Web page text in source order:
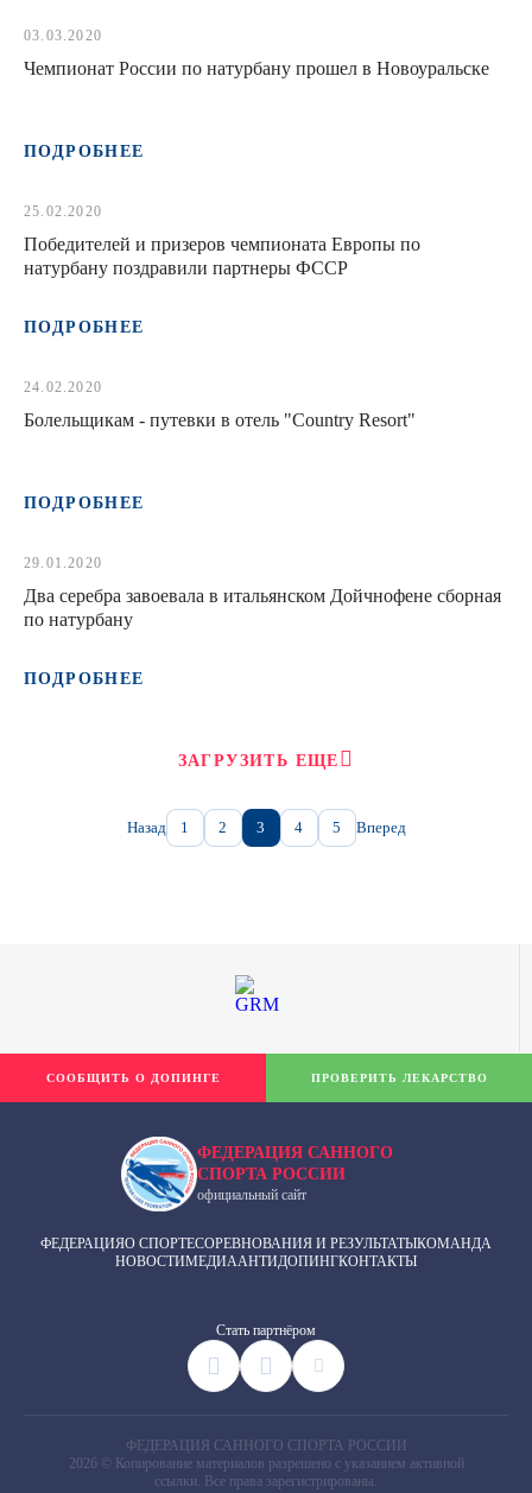
03.03.2020
Чемпионат России по натурбану прошел в Новоуральске
ПОДРОБНЕЕ
25.02.2020
Победителей и призеров чемпионата Европы по
натурбану поздравили партнеры ФССР
ПОДРОБНЕЕ
24.02.2020
Болельщикам - путевки в отель "Country Resort"
ПОДРОБНЕЕ
29.01.2020
Два серебра завоевала в итальянском Дойчнофене сборная
по натурбану
ПОДРОБНЕЕ
ЗАГРУЗИТЬ ЕЩЕ
Назад 1 2 3 4 5 Вперед
ФЕДЕРАЦИЯ САННОГО
СПОРТА РОССИИ
официальный сайт
ФЕДЕРАЦИЯО СПОРТЕСОРЕВНОВАНИЯ И РЕЗУЛЬТАТЫКОМАНДА
НОВОСТИМЕДИААНТИДОПИНГКОНТАКТЫ
Cтать партнёром
СООБЩИТЬ О ДОПИНГЕ ПРОВЕРИТЬ ЛЕКАРСТВО
ФЕДЕРАЦИЯ САННОГО СПОРТА РОССИИ
2026 © Копирование материалов разрешено с указанием активной
ссылки. Все права зарегистрированы.